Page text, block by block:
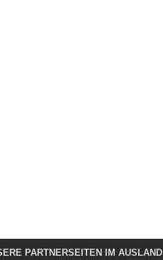
PARTNERSEITEN IM AUSLAND